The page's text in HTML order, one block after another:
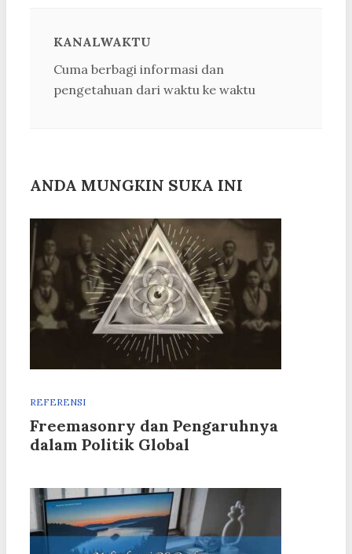
KANALWAKTU
Cuma berbagi informasi dan
pengetahuan dari waktu ke waktu
ANDA MUNGKIN SUKA INI
REFERENSI
Freemasonry dan Pengaruhnya
dalam Politik Global